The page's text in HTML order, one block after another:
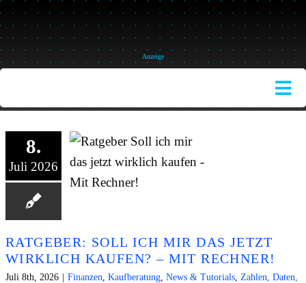
Skip
to
content
Anzeige
8.
Juli 2026
RATGEBER: SOLL ICH MIR DAS JETZT
WIRKLICH KAUFEN? – MIT RECHNER!
Juli 8th, 2026 | Finanzen Kaufberatung News & Tutorials Zahlen, Daten,